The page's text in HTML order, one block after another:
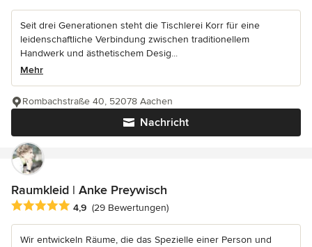
Seit drei Generationen steht die Tischlerei Korr für eine
leidenschaftliche Verbindung zwischen traditionellem
Handwerk und ästhetischem Desig...
Mehr
Nachricht
Rombachstraße 40, 52078 Aachen
Raumkleid | Anke Preywisch
Durchschnittliche Bewertung: 4.9 von 5 Sternen
4,9 (29 Bewertungen)
Wir entwickeln Räume, die das Spezielle einer Person und